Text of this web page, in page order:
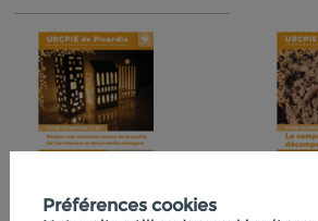
Fiche technique
Préférences cookies